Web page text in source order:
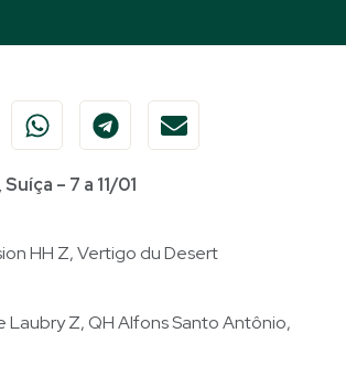
– 7 a 11/01
HH Z, Vertigo du Desert
Laubry Z, QH Alfons Santo Antônio,